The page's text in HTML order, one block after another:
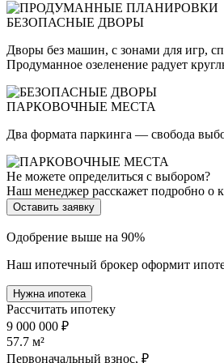
БЕЗОПАСНЫЕ ДВОРЫ
Дворы без машин, с зонами для игр,
Продуманное озеленение радует
ПАРКОВОЧНЫЕ МЕСТА
Два формата паркинга — свобода
Не можете определиться с выбором?
Наш менеджер расскажет подробно о
Оставить заявку
Одобрение выше на 90%
Наш ипотечный брокер оформит
Нужна ипотека
Рассчитать ипотеку
9 000 000 ₽
57.7 м²
Первоначальный взнос, ₽